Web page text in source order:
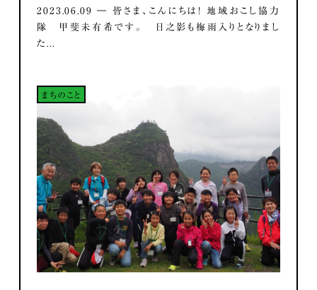
2023.06.09 ― 皆さま、こんにちは！ 地域おこし協力
隊 甲斐未有希です。 日之影も梅雨入りとなりまし
た...
まちのこと